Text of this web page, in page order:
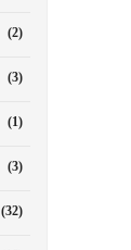
(2)
(3)
(1)
(3)
(32)